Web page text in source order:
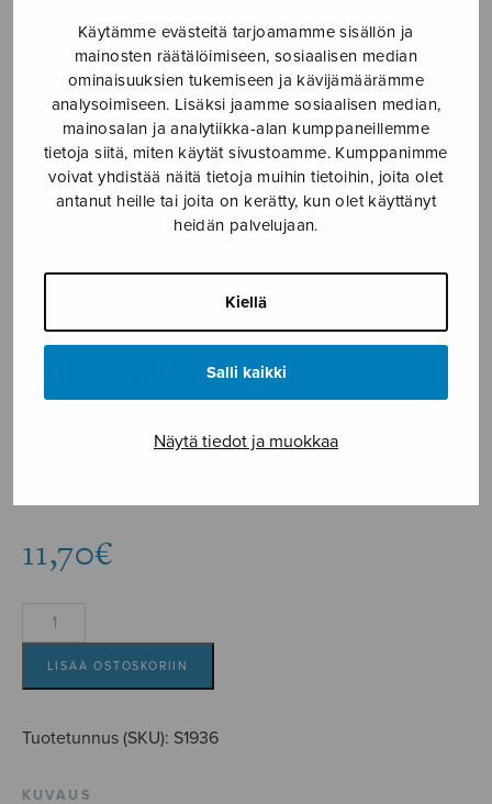
Käytämme evästeitä tarjoamamme sisällön ja
mainosten räätälöimiseen, sosiaalisen median
ominaisuuksien tukemiseen ja kävijämäärämme
analysoimiseen. Lisäksi jaamme sosiaalisen median,
mainosalan ja analytiikka-alan kumppaneillemme
tietoja siitä, miten käytät sivustoamme. Kumppanimme
voivat yhdistää näitä tietoja muihin tietoihin, joita olet
antanut heille tai joita on kerätty, kun olet käyttänyt
heidän palvelujaan.
Kiellä
Salli kaikki
Näytä tiedot ja muokkaa
NÄYTÄ KARTALLA
Etusivu › Nuottikauppa › Muut › Taikaviulu –
musiikkisatu lapsille
Taikaviulu –
musiikkisatu
11,70€
Taikaviulu
-
musiikkisatu
lapsille
LISÄÄ OSTOSKORIIN
Tuotetunnus (SKU): S1936
KUVAUS